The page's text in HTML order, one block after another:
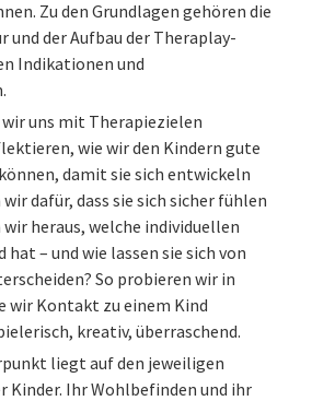
Zu den Grundlagen gehören die
und der Aufbau der Theraplay-
Indikationen und
uns mit Therapiezielen
wie wir den Kindern gute
damit sie sich entwickeln
dafür, dass sie sich sicher fühlen
heraus, welche individuellen
hat – und wie lassen sie sich von
So probieren wir in
wir Kontakt zu einem Kind
kreativ, überraschend.
liegt auf den jeweiligen
Kinder. Ihr Wohlbefinden und ihr